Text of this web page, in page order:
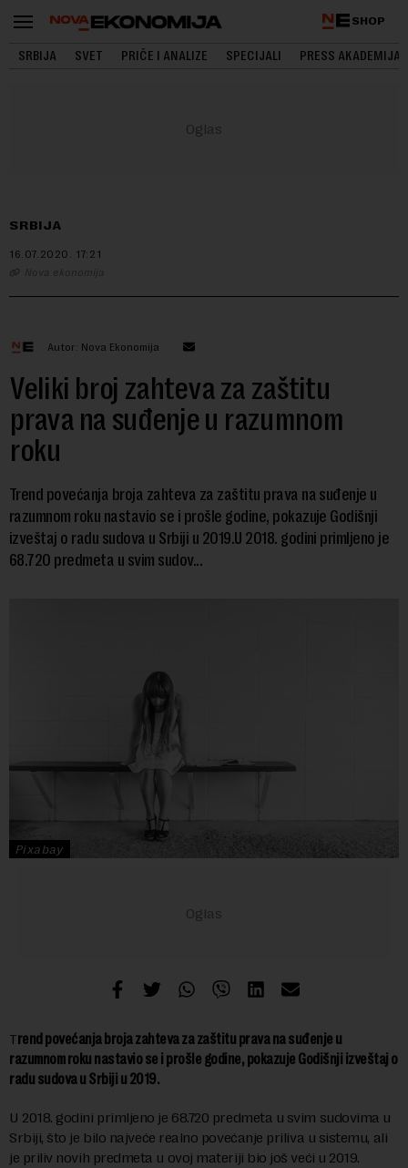
SHOP
SRBIJA SVET PRIČE I ANALIZE SPECIJALI PRESS AKADEMIJA
SRBIJA
16.07.2020. 17:21
Nova ekonomija
Autor: Nova Ekonomija
Veliki broj zahteva za zaštitu
prava na suđenje u razumnom
roku
Trend povećanja broja zahteva za zaštitu prava na suđenje u
razumnom roku nastavio se i prošle godine, pokazuje Godišnji
izveštaj o radu sudova u Srbiji u 2019.U 2018. godini primljeno je
68.720 predmeta u svim sudov...
Pixabay
Trend povećanja broja zahteva za zaštitu prava na suđenje u
razumnom roku nastavio se i prošle godine, pokazuje Godišnji izveštaj o
radu sudova u Srbiji u 2019.
U 2018. godini primljeno je 68.720 predmeta u svim sudovima u
Srbiji, što je bilo najveće realno povećanje priliva u sistemu, ali
je priliv novih predmeta u ovoj materiji bio još veći u 2019.